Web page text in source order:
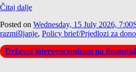
Čitaj dalje
Posted on Wednesday, 15 July 2026, 7:00
razmišljanje, Policy brief/Prjedlozi za
Državni intervencionizam na